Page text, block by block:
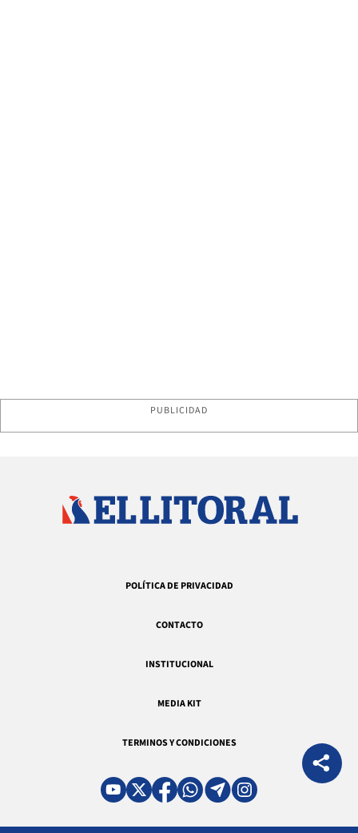
PUBLICIDAD
POLÍTICA DE PRIVACIDAD
CONTACTO
INSTITUCIONAL
MEDIA KIT
TERMINOS Y CONDICIONES